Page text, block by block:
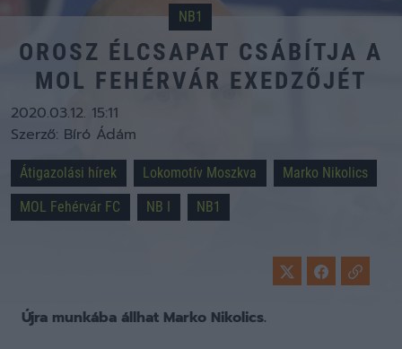
NB1
OROSZ ÉLCSAPAT CSÁBÍTJA A
MOL FEHÉRVÁR EXEDZŐJÉT
2020.03.12. 15:11
Szerző: Bíró Ádám
Átigazolási hírek Lokomotív Moszkva
Marko Nikolics
MOL Fehérvár FC
NB I NB1
Újra munkába állhat Marko Nikolics.